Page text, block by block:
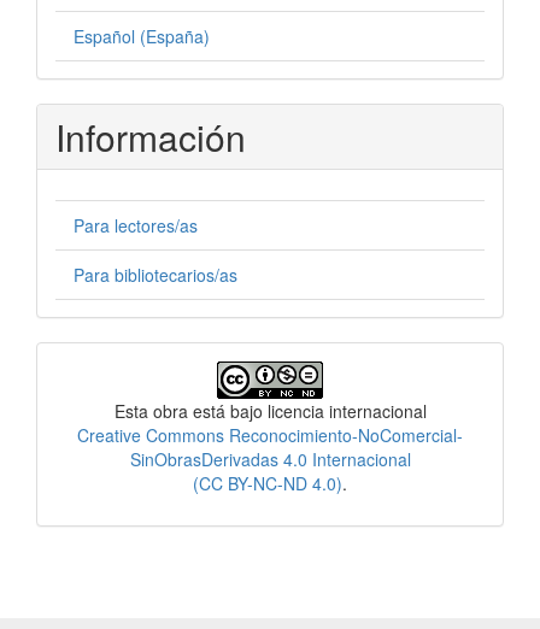
Español (España)
Información
Para lectores/as
Para bibliotecarios/as
Esta obra está bajo licencia internacional
Creative Commons Reconocimiento-NoComercial-
SinObrasDerivadas 4.0 Internacional
(CC BY-NC-ND 4.0).